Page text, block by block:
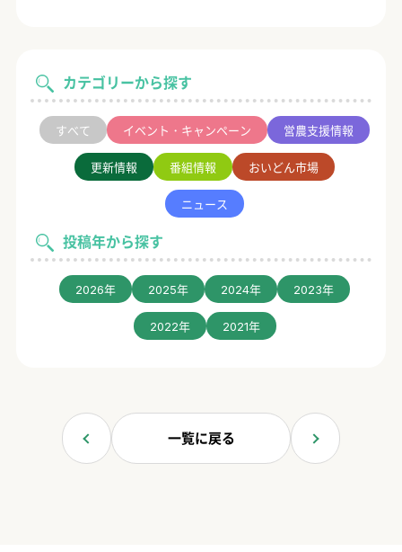
カテゴリーから探す
すべて イベント・キャンペーン 営農支援情報
更新情報 番組情報 おいどん市場
ニュース
投稿年から探す
2026年 2025年 2024年 2023年
2022年 2021年
一覧に戻る